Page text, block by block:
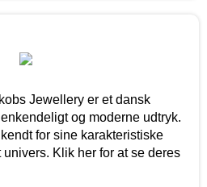
Jewellery er et dansk
og moderne udtryk.
for sine karakteristiske
Klik her for at se deres